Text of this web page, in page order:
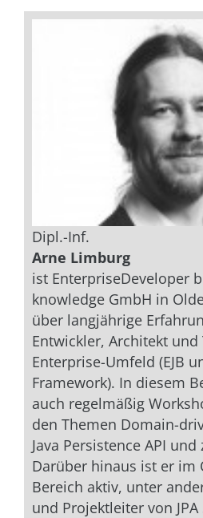
Dipl.-Inf.
Arne Limburg
ist EnterpriseDeveloper
knowledge GmbH in
über langjährige
Entwickler, Architekt
Enterprise-Umfeld (EJB
Framework). In diesem
auch regelmäßig
den Themen Domain-
Java Persistence API
Darüber hinaus ist er im
Bereich aktiv, unter
und Projektleiter von JPA